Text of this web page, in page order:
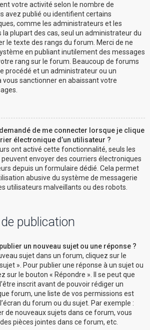
votre activité selon le nombre de
avez publié ou identifient certains
comme les administrateurs et les
la plupart des cas, seul un administrateur du
le texte des rangs du forum. Merci de ne
en publiant inutilement des messages
rang sur le forum. Beaucoup de forums
procédé et un administrateur ou un
sanctionner en abaissant votre
de me connecter lorsque je clique
électronique d’un utilisateur ?
ont activé cette fonctionnalité, seuls les
envoyer des courriers électroniques
depuis un formulaire dédié. Cela permet
abusive du système de messagerie
utilisateurs malveillants ou des robots.
publication
un nouveau sujet ou une réponse ?
sujet dans un forum, cliquez sur le
». Pour publier une réponse à un sujet ou
sur le bouton « Répondre ». Il se peut que
inscrit avant de pouvoir rédiger un
forum, une liste de vos permissions est
du forum ou du sujet. Par exemple :
de nouveaux sujets dans ce forum, vous
pièces jointes dans ce forum, etc.